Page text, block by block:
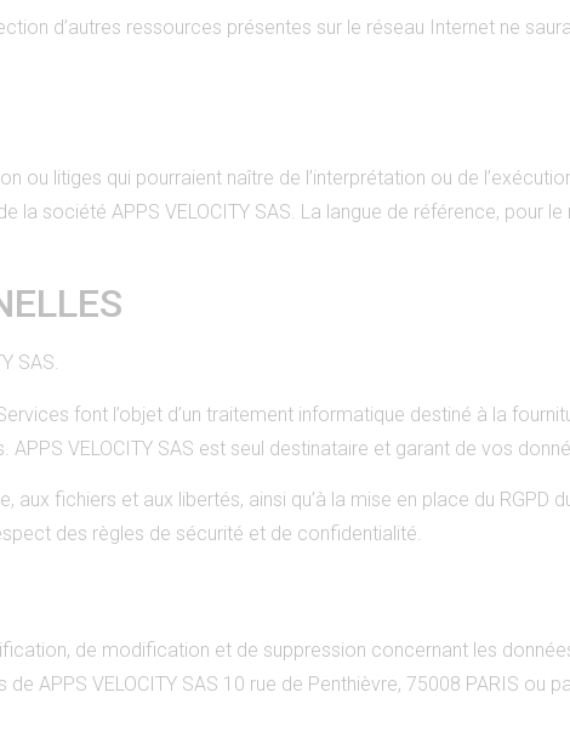
d’autres ressources présentes sur le réseau Internet ne
litiges qui pourraient naître de l’interprétation ou de
société APPS VELOCITY SAS. La langue de référence, pour le
SAS.
font l’objet d’un traitement informatique destiné à la
VELOCITY SAS est seul destinataire et garant de vos
fichiers et aux libertés, ainsi qu’à la mise en place du RGPD
des règles de sécurité et de confidentialité.
de modification et de suppression concernant les
APPS VELOCITY SAS 10 rue de Penthièvre, 75008 PARIS ou